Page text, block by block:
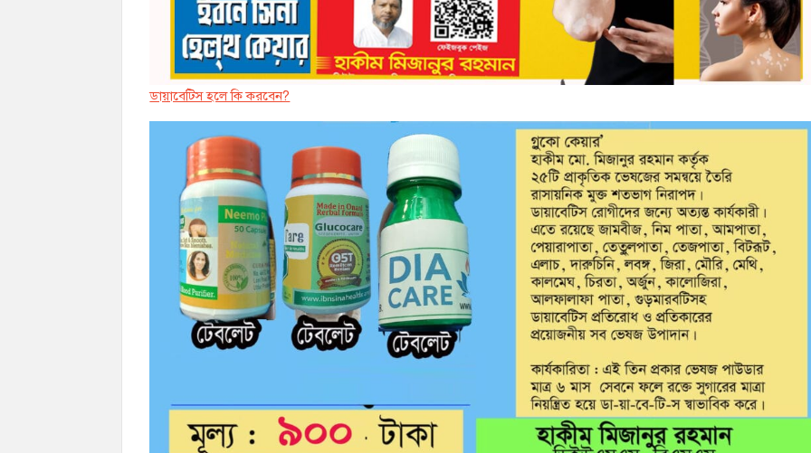
ডায়াবেট্সি হলে কি করবেন?